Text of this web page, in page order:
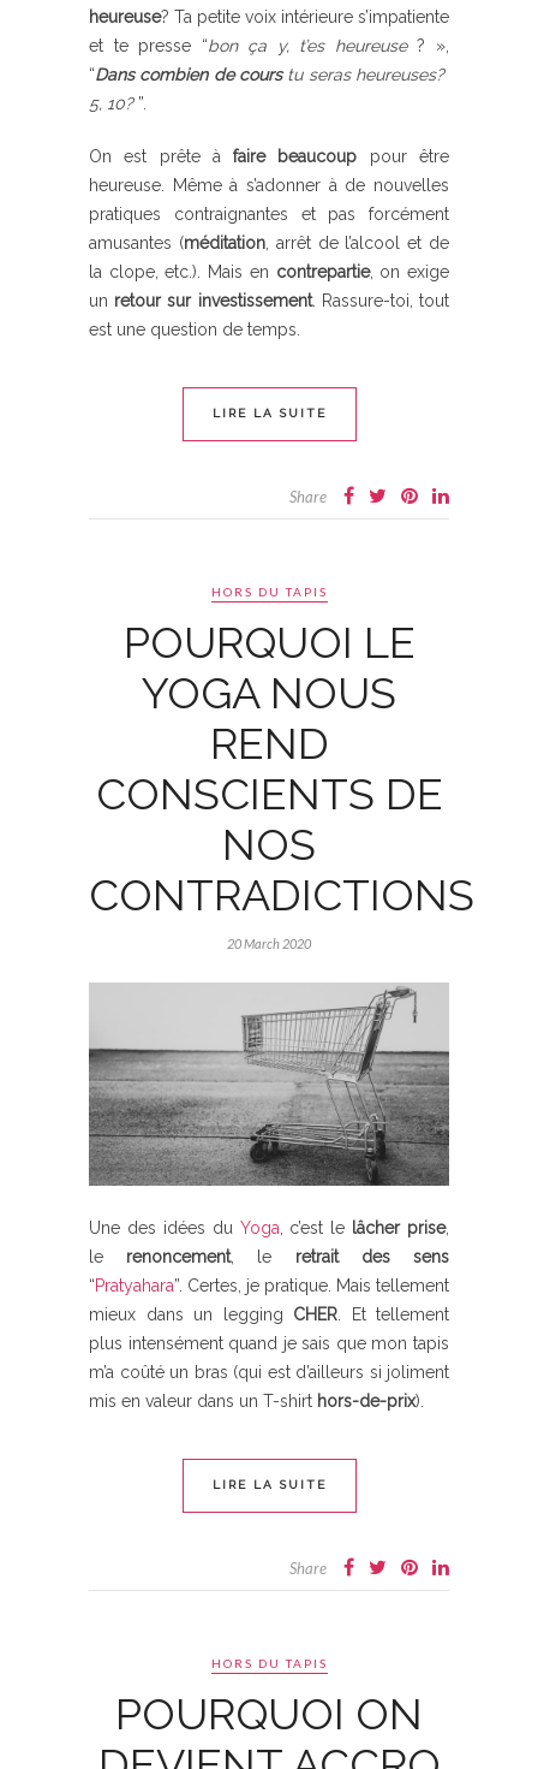
heureuse? Ta petite voix intérieure s’impatiente
et te presse “bon ça y, t’es heureuse? »,
“Dans combien de courstu seras heureuses?
5, 10? ”.
On est prête àfaire beaucoup pour être
heureuse. Même à s’adonner à de nouvelles
pratiques contraignantes et pas forcément
amusantes (méditation, arrêt de l’alcool et de
la clope, etc.). Mais en contrepartie, on exige
un retour sur investissement. Rassure-toi, tout
est une question de temps.
LIRE LA SUITE
Share
HORS DU TAPIS
POURQUOI LE
YOGA NOUS
REND
CONSCIENTS DE
NOS
CONTRADICTIONS
20 March 2020
Une des idées du Yoga c’est le lâcher prise,
le renoncement, le retrait des sens
“Pratyahara” . Certes, je pratique. Mais tellement
mieux dans un legging CHER . Et tellement
plus intensément quand je sais que mon tapis
m’a coûté un bras (qui est d’ailleurs si joliment
mis en valeur dans un T-shirt hors-de-prix).
LIRE LA SUITE
Share
HORS DU TAPIS
POURQUOI ON